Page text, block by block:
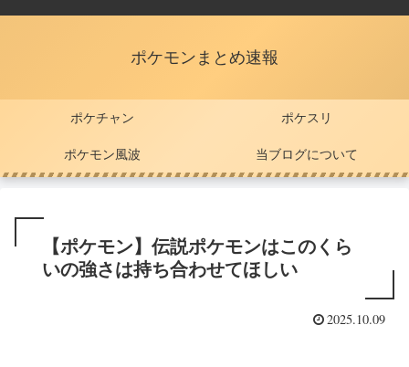
ポケモンまとめ速報
ポケチャン ポケスリ
ポケモン風波 当ブログについて
【ポケモン】伝説ポケモンはこのくら
いの強さは持ち合わせてほしい
2025.10.09